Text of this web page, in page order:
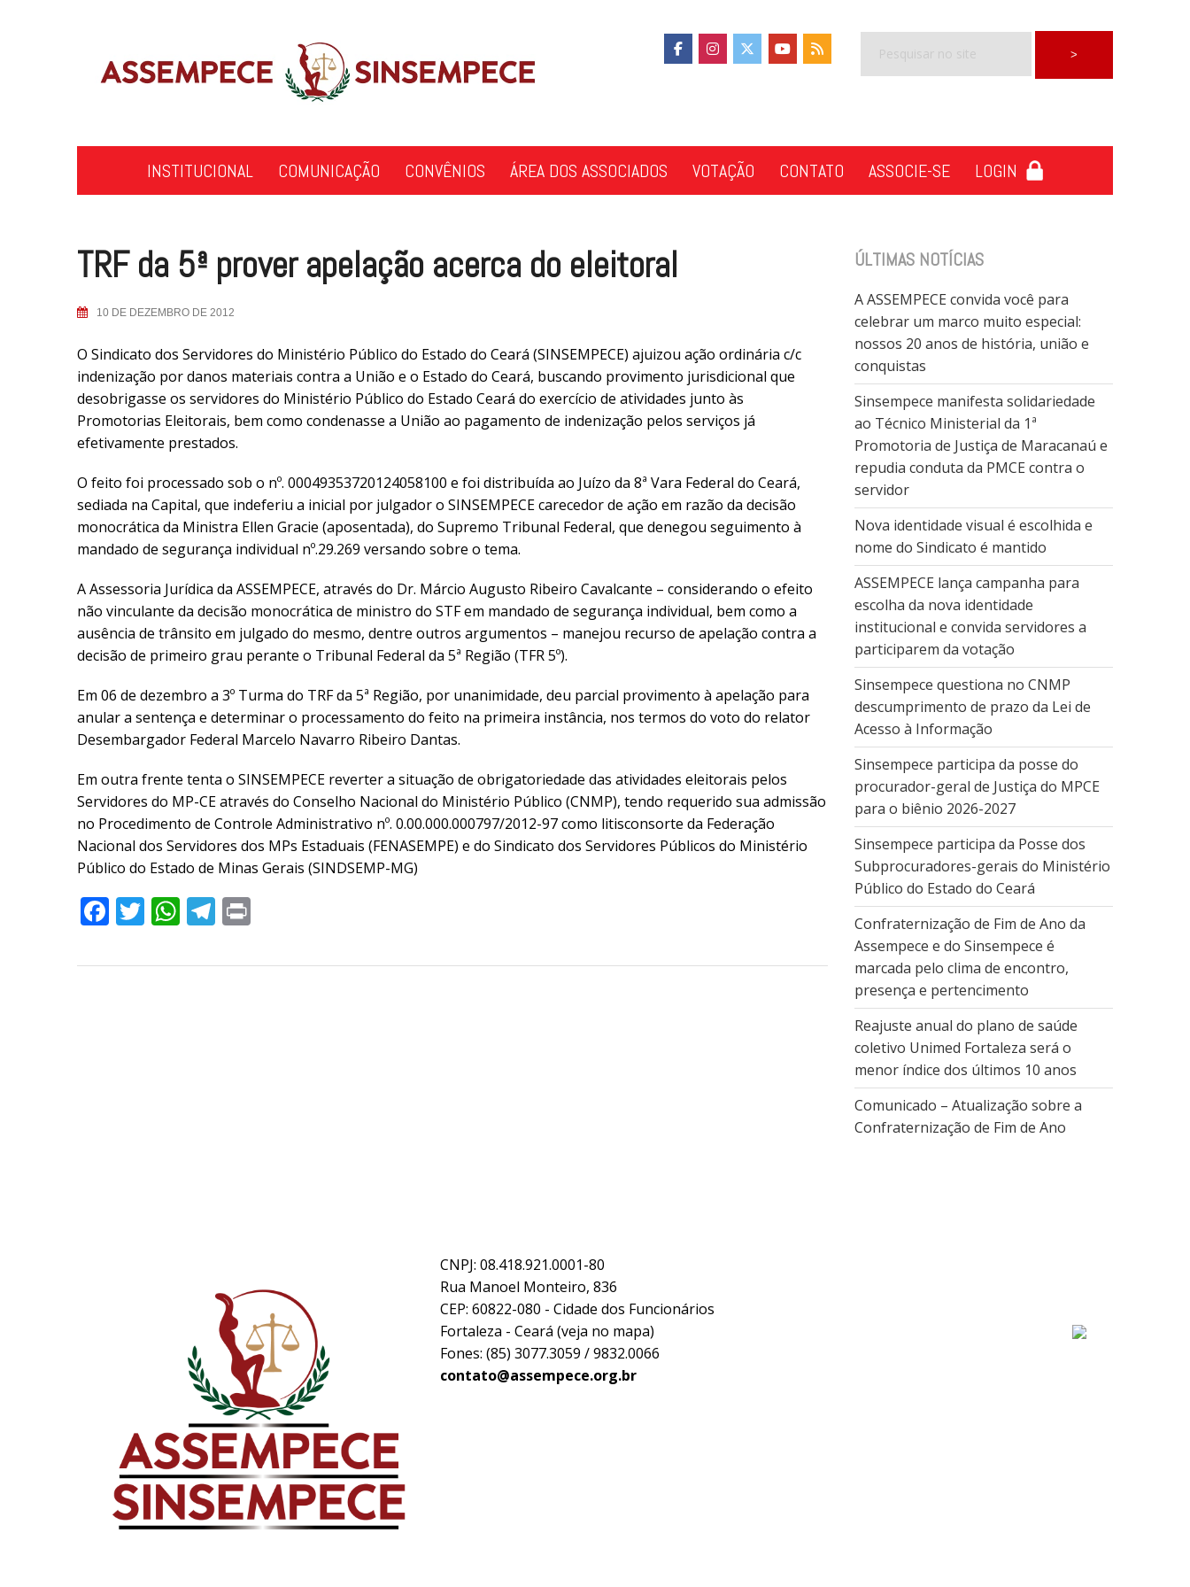
INSTITUCIONAL COMUNICAÇÃO CONVÊNIOS ÁREA DOS ASSOCIADOS VOTAÇÃO CONTATO ASSOCIE-SE LOGIN
TRF da 5ª prover apelação acerca do eleitoral
10 DE DEZEMBRO DE 2012
O Sindicato dos Servidores do Ministério Público do Estado do Ceará (SINSEMPECE) ajuizou ação ordinária c/c
indenização por danos materiais contra a União e o Estado do Ceará, buscando provimento jurisdicional que
desobrigasse os servidores do Ministério Público do Estado Ceará do exercício de atividades junto às
Promotorias Eleitorais, bem como condenasse a União ao pagamento de indenização pelos serviços já
efetivamente prestados.
O feito foi processado sob o nº. 00049353720124058100 e foi distribuída ao Juízo da 8ª Vara Federal do Ceará,
sediada na Capital, que indeferiu a inicial por julgador o SINSEMPECE carecedor de ação em razão da decisão
monocrática da Ministra Ellen Gracie (aposentada), do Supremo Tribunal Federal, que denegou seguimento à
mandado de segurança individual nº.29.269 versando sobre o tema.
A Assessoria Jurídica da ASSEMPECE, através do Dr. Márcio Augusto Ribeiro Cavalcante – considerando o efeito
não vinculante da decisão monocrática de ministro do STF em mandado de segurança individual, bem como a
ausência de trânsito em julgado do mesmo, dentre outros argumentos – manejou recurso de apelação contra a
decisão de primeiro grau perante o Tribunal Federal da 5ª Região (TFR 5º).
Em 06 de dezembro a 3º Turma do TRF da 5ª Região, por unanimidade, deu parcial provimento à apelação para
anular a sentença e determinar o processamento do feito na primeira instância, nos termos do voto do relator
Desembargador Federal Marcelo Navarro Ribeiro Dantas.
Em outra frente tenta o SINSEMPECE reverter a situação de obrigatoriedade das atividades eleitorais pelos
Servidores do MP-CE através do Conselho Nacional do Ministério Público (CNMP), tendo requerido sua admissão
no Procedimento de Controle Administrativo nº. 0.00.000.000797/2012-97 como litisconsorte da Federação
Nacional dos Servidores dos MPs Estaduais (FENASEMPE) e do Sindicato dos Servidores Públicos do Ministério
Público do Estado de Minas Gerais (SINDSEMP-MG)
Facebook
Twitter
WhatsApp
Telegram
ÚLTIMAS NOTÍCIAS
A ASSEMPECE convida você para
celebrar um marco muito especial:
nossos 20 anos de história, união e
conquistas
Sinsempece manifesta solidariedade
ao Técnico Ministerial da 1ª
Promotoria de Justiça de Maracanaú e
repudia conduta da PMCE contra o
servidor
Nova identidade visual é escolhida e
nome do Sindicato é mantido
ASSEMPECE lança campanha para
escolha da nova identidade
institucional e convida servidores a
participarem da votação
Sinsempece questiona no CNMP
descumprimento de prazo da Lei de
Acesso à Informação
Sinsempece participa da posse do
procurador-geral de Justiça do MPCE
para o biênio 2026-2027
Sinsempece participa da Posse dos
Subprocuradores-gerais do Ministério
Público do Estado do Ceará
Confraternização de Fim de Ano da
Assempece e do Sinsempece é
marcada pelo clima de encontro,
presença e pertencimento
Reajuste anual do plano de saúde
coletivo Unimed Fortaleza será o
menor índice dos últimos 10 anos
Comunicado – Atualização sobre a
Confraternização de Fim de Ano
CNPJ: 08.418.921.0001-80
Rua Manoel Monteiro, 836
CEP: 60822-080 - Cidade dos Funcionários
Fortaleza - Ceará (veja no mapa)
Fones: (85) 3077.3059 / 9832.0066
contato@assempece.org.br